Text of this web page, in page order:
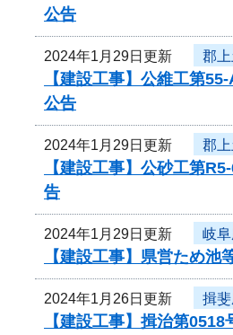
公告
2024年1月29日更新 郡
【建設工事】公維工第
公告
2024年1月29日更新 郡
【建設工事】公砂工第
告
2024年1月29日更新 岐
【建設工事】県営ため
2024年1月26日更新 揖
【建設工事】揖治第